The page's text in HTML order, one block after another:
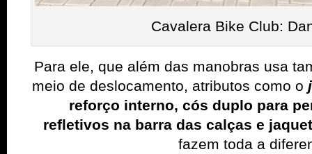
Cavalera Bike Club:
Para ele, que além das manobras usa
meio de deslocamento, atributos como o
reforço interno, cós duplo para
refletivos na barra das calças e
fazem toda a